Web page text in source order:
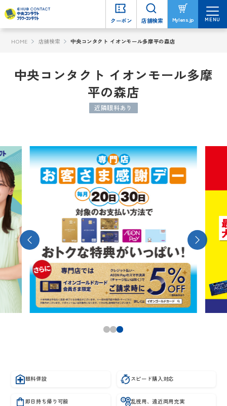
クーポン 店舗検索 Mylens.jp MENU
HOME 店舗検索 中央コンタクト イオンモール多摩平の森店
中央コンタクト イオンモール多摩
平の森店
近隣眼科あり
眼科併設 スピード購入対応
即日持ち帰り可能 乱視用、遠近両用充実
クーポン 店舗検索 Mylens.jp MENU